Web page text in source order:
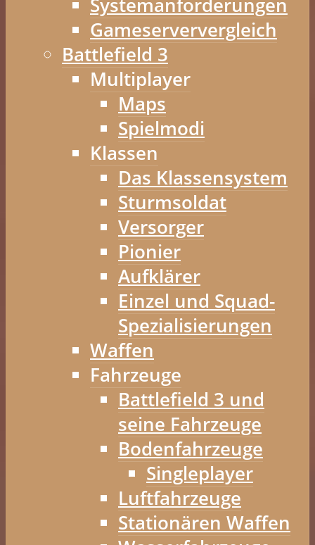
Systemanforderungen
Gameserververgleich
Battlefield 3
Multiplayer
Maps
Spielmodi
Klassen
Das Klassensystem
Sturmsoldat
Versorger
Pionier
Aufklärer
Einzel und Squad-
Spezialisierungen
Waffen
Fahrzeuge
Battlefield 3 und
seine Fahrzeuge
Bodenfahrzeuge
Singleplayer
Luftfahrzeuge
Stationären Waffen